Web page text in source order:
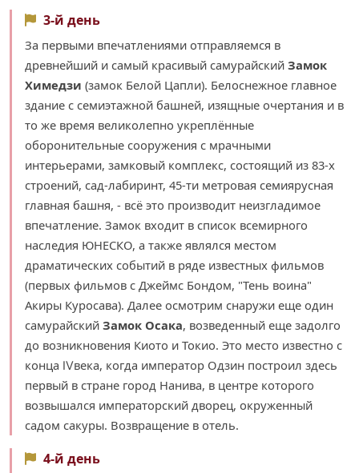
3-й день
За первыми впечатлениями отправляемся в
древнейший и самый красивый самурайский Замок
Химедзи (замок Белой Цапли). Белоснежное главное
здание с семиэтажной башней, изящные очертания и в
то же время великолепно укреплённые
оборонительные сооружения с мрачными
интерьерами, замковый комплекс, состоящий из 83-х
строений, сад-лабиринт, 45-ти метровая семиярусная
главная башня, - всё это производит неизгладимое
впечатление. Замок входит в список всемирного
наследия ЮНЕСКО, а также являлся местом
драматических событий в ряде известных фильмов
(первых фильмов с Джеймс Бондом, "Тень воина"
Акиры Куросава). Далее осмотрим снаружи еще один
самурайский Замок Осака, возведенный еще задолго
до возникновения Киото и Токио. Это место известно с
конца Ⅳвека, когда император Одзин построил здесь
первый в стране город Нанива, в центре которого
возвышался императорский дворец, окруженный
садом сакуры. Возвращение в отель.
4-й день